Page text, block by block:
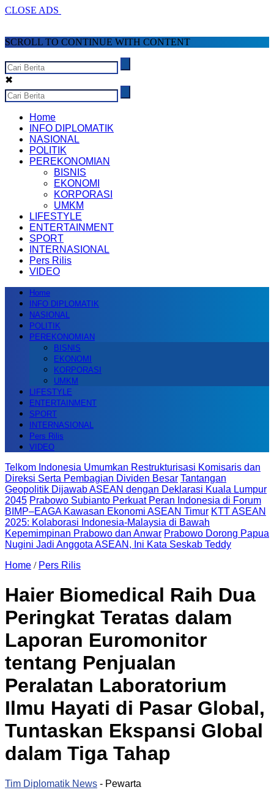
CLOSE ADS
SCROLL TO CONTINUE WITH CONTENT
✖
Home
INFO DIPLOMATIK
NASIONAL
POLITIK
PEREKONOMIAN
BISNIS
EKONOMI
KORPORASI
UMKM
LIFESTYLE
ENTERTAINMENT
SPORT
INTERNASIONAL
Pers Rilis
VIDEO
Home
INFO DIPLOMATIK
NASIONAL
POLITIK
PEREKONOMIAN
BISNIS
EKONOMI
KORPORASI
UMKM
LIFESTYLE
ENTERTAINMENT
SPORT
INTERNASIONAL
Pers Rilis
VIDEO
Telkom Indonesia Umumkan Restrukturisasi Komisaris dan
Direksi Serta Pembagian Dividen Besar Tantangan
Geopolitik Dijawab ASEAN dengan Deklarasi Kuala Lumpur
2045 Prabowo Subianto Perkuat Peran Indonesia di Forum
BIMP–EAGA Kawasan Ekonomi ASEAN Timur KTT ASEAN
2025: Kolaborasi Indonesia-Malaysia di Bawah
Kepemimpinan Prabowo dan Anwar Prabowo Dorong Papua
Nugini Jadi Anggota ASEAN, Ini Kata Seskab Teddy
Home / Pers Rilis
Haier Biomedical Raih Dua
Peringkat Teratas dalam
Laporan Euromonitor
tentang Penjualan
Peralatan Laboratorium
Ilmu Hayati di Pasar Global,
Tuntaskan Ekspansi Global
dalam Tiga Tahap
Tim Diplomatik News - Pewarta